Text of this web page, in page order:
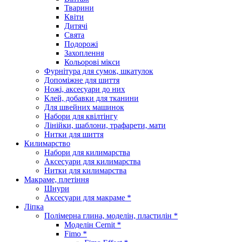
Тварини
Квіти
Дитячі
Свята
Подорожі
Захоплення
Кольорові мікси
Фурнітура для сумок, шкатулок
Допоміжне для шиття
Ножі, аксесуари до них
Клей, добавки для тканини
Для швейних машинок
Набори для квілтінгу
Лінійки, шаблони, трафарети, мати
Нитки для шиття
Килимарство
Набори для килимарства
Аксесуари для килимарства
Нитки для килимарства
Макраме, плетіння
Шнури
Аксесуари для макраме *
Ліпка
Полімерна глина, моделін, пластилін *
Моделін Cernit *
Fimo *